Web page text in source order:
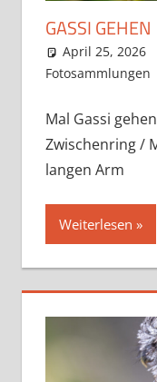
GASSI GEHEN
April 25, 2026
Fotosammlungen
Mal Gassi
Zwischenring /
langen Arm
Weiterlesen